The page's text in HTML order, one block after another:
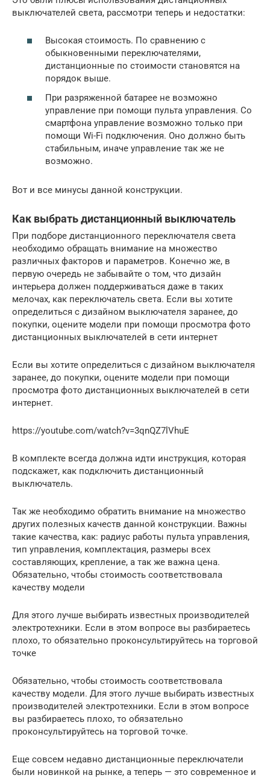
выключателей света, рассмотри теперь и недостатки:
Высокая стоимость. По сравнению с
обыкновенными переключателями,
дистанционные по стоимости становятся на
порядок выше.
При разряженной батарее не возможно
управление при помощи пульта управления. Со
смартфона управление возможно только при
помощи Wi-Fi подключения. Оно должно быть
стабильным, иначе управление так же не
возможно.
Вот и все минусы данной конструкции.
Как выбрать дистанционный выключатель
При подборе дистанционного переключателя света
необходимо обращать внимание на множество
различных факторов и параметров. Конечно же, в
первую очередь не забывайте о том, что дизайн
интерьера должен поддерживаться даже в таких
мелочах, как переключатель света. Если вы хотите
определиться с дизайном выключателя заранее, до
покупки, оцените модели при помощи просмотра фото
дистанционных выключателей в сети интернет
Если вы хотите определиться с дизайном выключателя
заранее, до покупки, оцените модели при помощи
просмотра фото дистанционных выключателей в сети
интернет.
https://youtube.com/watch?v=3qnQZ7lVhuE
В комплекте всегда должна идти инструкция, которая
подскажет, как подключить дистанционный
выключатель.
Так же необходимо обратить внимание на множество
других полезных качеств данной конструкции. Важны
такие качества, как: радиус работы пульта управления,
тип управления, комплектация, размеры всех
составляющих, крепление, а так же важна цена.
Обязательно, чтобы стоимость соответствовала
качеству модели
Для этого лучше выбирать известных производителей
электротехники. Если в этом вопросе вы разбираетесь
плохо, то обязательно проконсультируйтесь на торговой
точке
Обязательно, чтобы стоимость соответствовала
качеству модели. Для этого лучше выбирать известных
производителей электротехники. Если в этом вопросе
вы разбираетесь плохо, то обязательно
проконсультируйтесь на торговой точке.
Еще совсем недавно дистанционные переключатели
были новинкой на рынке, а теперь — это современное и